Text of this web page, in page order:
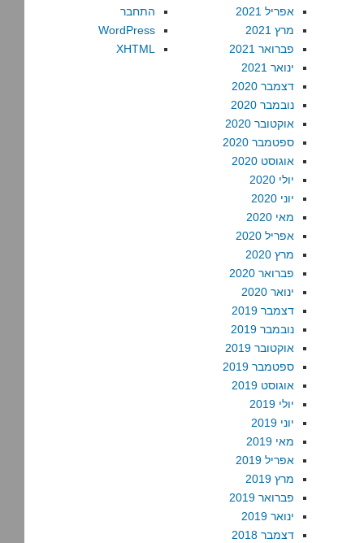
אפריל 2021
מרץ 2021
פברואר 2021
ינואר 2021
דצמבר 2020
נובמבר 2020
אוקטובר 2020
ספטמבר 2020
אוגוסט 2020
יולי 2020
יוני 2020
מאי 2020
אפריל 2020
מרץ 2020
פברואר 2020
ינואר 2020
דצמבר 2019
נובמבר 2019
אוקטובר 2019
ספטמבר 2019
אוגוסט 2019
יולי 2019
יוני 2019
מאי 2019
אפריל 2019
מרץ 2019
פברואר 2019
ינואר 2019
דצמבר 2018
התחבר
WordPress
XHTML